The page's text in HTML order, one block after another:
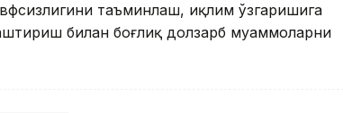
таъминлаш, иқлим ўзгаришига
билан боғлиқ долзарб муаммоларни